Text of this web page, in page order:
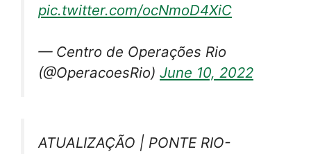
pic.twitter.com/ocNmoD4XiC
— Centro de Operações Rio
(@OperacoesRio) June 10, 2022
ATUALIZAÇÃO | PONTE RIO-